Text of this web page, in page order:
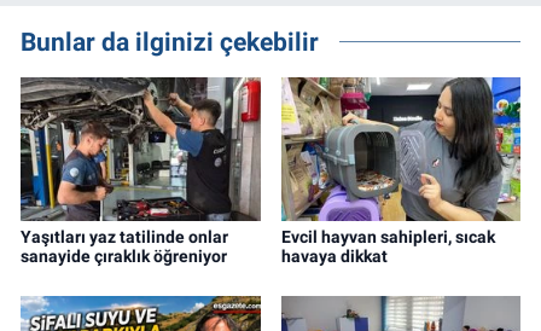
Bunlar da ilginizi çekebilir
Yaşıtları yaz tatilinde onlar
sanayide çıraklık öğreniyor
Evcil hayvan sahipleri, sıcak
havaya dikkat